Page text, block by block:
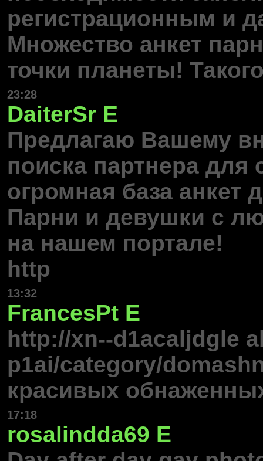
регистрационным и
Множество анкет
точки планеты!
23:28
DaiterSr E
Предлагаю Вашему
поиска партнера для
огромная база анкет
Парни и девушки с
на нашем портале!
http
13:32
FrancesPt E
http://xn--d1acaljdgle
p1ai/category/
красивых
17:18
rosalindda69 E